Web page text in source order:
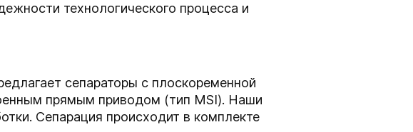
технологического процесса и
сепараторы с плоскоременной
прямым приводом (тип MSI). Наши
Сепарация происходит в комплекте